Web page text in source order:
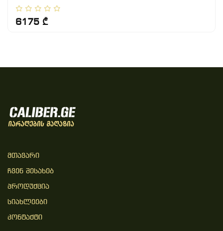
6175 ₾
Მთავარი
Ჩვენ Შესახებ
Პროდუქცია
Სიახლეები
Კონტაქტი